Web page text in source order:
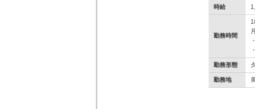
時給
勤務時間
勤務形態
勤務地